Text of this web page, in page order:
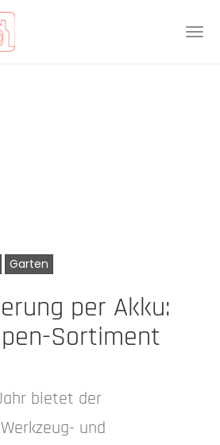
Garten
per Akku:
Sortiment
bietet der
und